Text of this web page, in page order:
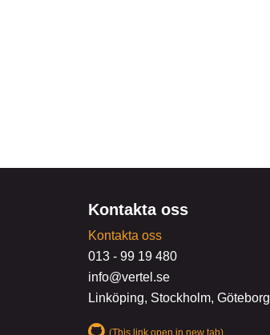
Kontakta oss
Kontakta oss
013 - 99 19 480
info@vertel.se
Linköping, Stockholm, Göteborg